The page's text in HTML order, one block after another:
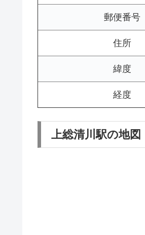
郵便番号
住所
緯度
経度
上総清川駅の地図